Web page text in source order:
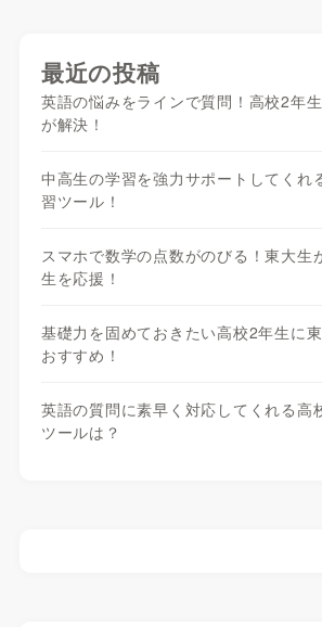
最近の投稿
英語の悩みをラインで質問！高校2年
が解決！
中高生の学習を強力サポートしてくれ
習ツール！
スマホで数学の点数がのびる！東大生
生を応援！
基礎力を固めておきたい高校2年生に
おすすめ！
英語の質問に素早く対応してくれる高
ツールは？